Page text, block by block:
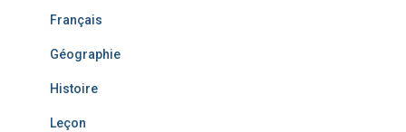
Français
Géographie
Histoire
Leçon